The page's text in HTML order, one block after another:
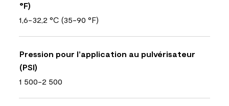
°F)
1,6-32,2 °C (35-90 °F)
Pression pour l’application au pulvérisateur
(PSI)
1 500-2 500